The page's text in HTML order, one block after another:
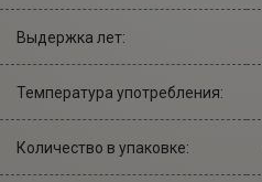
Выдержка лет:
Температура употребления:
Количество в упаковке: